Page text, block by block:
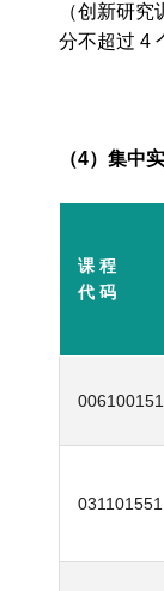
（创新研究
分不超过 4
（4）集中
课 程
代 码
006100151
031101551